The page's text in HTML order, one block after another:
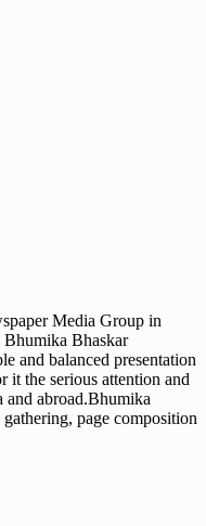
Media Group in
Bhumika Bhaskar
and balanced presentation
it the serious attention and
and abroad.Bhumika
page composition